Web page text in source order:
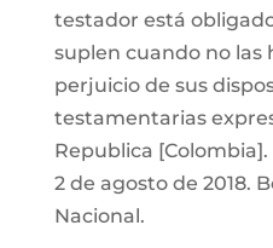
testador está
suplen cuando no las
perjuicio de sus
testamentarias
Republica [Colombia].
2 de agosto de 2018.
Nacional.